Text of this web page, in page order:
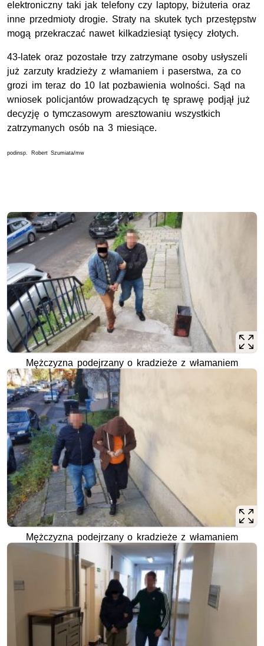
elektroniczny taki jak telefony czy laptopy, biżuteria oraz
inne przedmioty drogie. Straty na skutek tych przestępstw
mogą przekraczać nawet kilkadziesiąt tysięcy złotych.
43-latek oraz pozostałe trzy zatrzymane osoby usłyszeli
już zarzuty kradzieży z włamaniem i paserstwa, za co
grozi im teraz do 10 lat pozbawienia wolności. Sąd na
wniosek policjantów prowadzących tę sprawę podjął już
decyzję o tymczasowym aresztowaniu wszystkich
zatrzymanych osób na 3 miesiące.
podinsp. Robert Szumiata/mw
Mężczyzna podejrzany o kradzieże z włamaniem
Mężczyzna podejrzany o kradzieże z włamaniem